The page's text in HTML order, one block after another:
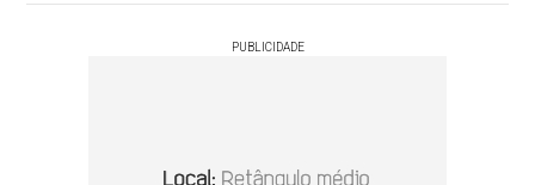
PUBLICIDADE